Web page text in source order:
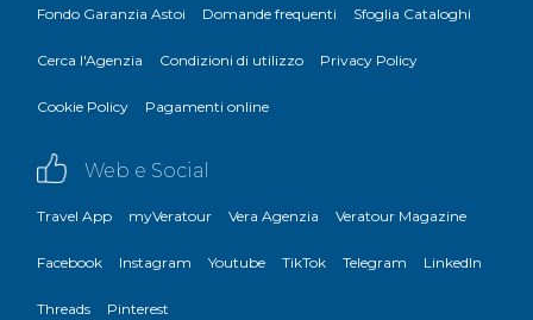
Fondo Garanzia Astoi Domande frequenti Sfoglia Cataloghi
Cerca l'Agenzia Condizioni di utilizzo Privacy Policy
Cookie Policy Pagamenti online
Web e Social
Travel App myVeratour Vera Agenzia Veratour Magazine
Facebook Instagram Youtube TikTok Telegram LinkedIn
Threads Pinterest